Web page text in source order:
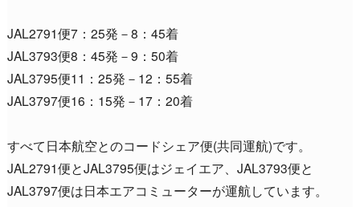
JAL2791便7：25発－8：45着
JAL3793便8：45発－9：50着
JAL3795便11：25発－12：55着
JAL3797便16：15発－17：20着
すべて日本航空とのコードシェア便(共同運航)です。
JAL2791便とJAL3795便はジェイエア、JAL3793便と
JAL3797便は日本エアコミューターが運航しています。